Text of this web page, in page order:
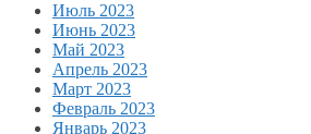
Июль 2023
Июнь 2023
Май 2023
Апрель 2023
Март 2023
Февраль 2023
Январь 2023